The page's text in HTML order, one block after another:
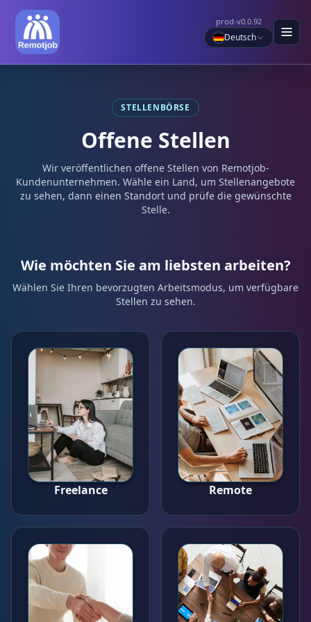
prod-v0.0.92
Deutsch
STELLENBÖRSE
Offene Stellen
Wir veröffentlichen offene Stellen von Remotjob-
Kundenunternehmen. Wähle ein Land, um Stellenangebote
zu sehen, dann einen Standort und prüfe die gewünschte
Stelle.
Wie möchten Sie am liebsten arbeiten?
Wählen Sie Ihren bevorzugten Arbeitsmodus, um verfügbare
Stellen zu sehen.
Freelance Remote